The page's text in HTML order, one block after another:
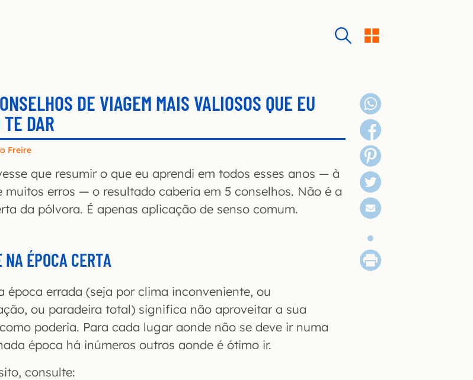
DE VIAGEM MAIS VALIOSOS QUE EU
TE DAR
Freire
que resumir o que eu aprendi em todos esses anos — à
muitos erros — o resultado caberia em 5 conselhos. Não é a
da pólvora. É apenas aplicação de senso comum.
ÉPOCA CERTA
época errada (seja por clima inconveniente, ou
ou paradeira total) significa não aproveitar a sua
poderia. Para cada lugar aonde não se deve ir numa
época há inúmeros outros aonde é ótimo ir.
consulte: